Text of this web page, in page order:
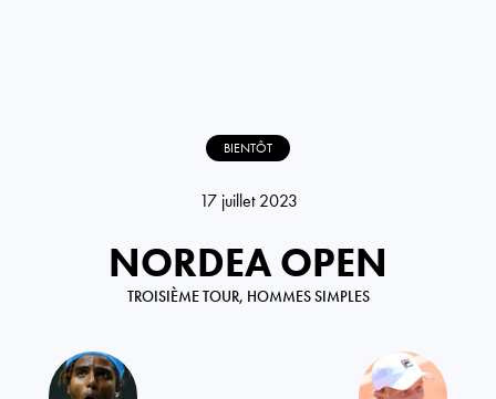
BIENTÔT
17 juillet 2023
NORDEA OPEN
TROISIÈME TOUR, HOMMES SIMPLES